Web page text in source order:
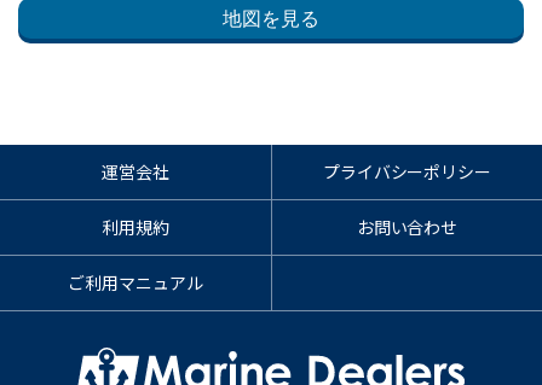
地図を見る
運営会社 プライバシーポリシー
利用規約 お問い合わせ
ご利用マニュアル